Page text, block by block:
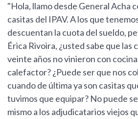
"Hola, llamo desde General Acha
casitas del IPAV. A los que
descuentan la cuota del sueldo,
Érica Rivoira, ¿usted sabe que las
veinte años no vinieron con
calefactor? ¿Puede ser que nos
cuando de última ya son casitas
tuvimos que equipar? No puede
mismo a los adjudicatarios viejos